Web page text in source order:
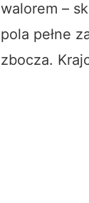
walorem –
pola pełne
zbocza.